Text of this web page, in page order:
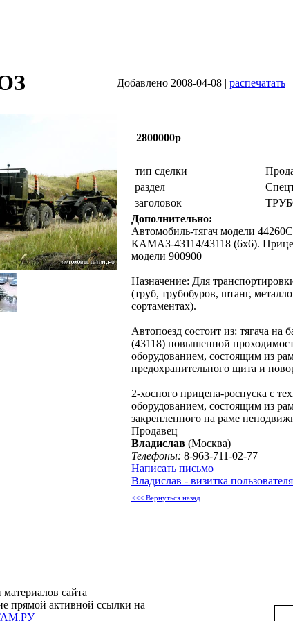
Добавлено 2008-04-08 | распечатать
2800000р
тип сделки
раздел
заголовок
Дополнительно:
Автомобиль-тягач модели
КАМАЗ-43114/43118 (6x6).
модели 900900
Назначение: Для
(труб, трубобуров, штанг,
сортаментах).
Автопоезд состоит из: тягача на
(43118) повышенной
оборудованием, состоящим из
предохранительного щита и
2-хосного прицепа-роспуска с
оборудованием, состоящим из
закрепленного на раме
Продавец
Владислав (Москва)
Телефоны: 8-963-711-02-77
Написать письмо
Владислав - визитка пользователя
<<< Вернуться назад
сайта
прямой активной ссылки на